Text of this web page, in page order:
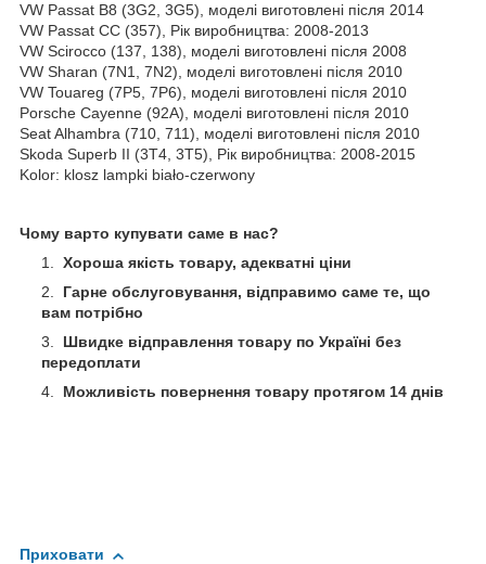
VW Passat B8 (3G2, 3G5), моделі виготовлені після 2014
VW Passat CC (357), Рік виробництва: 2008-2013
VW Scirocco (137, 138), моделі виготовлені після 2008
VW Sharan (7N1, 7N2), моделі виготовлені після 2010
VW Touareg (7P5, 7P6), моделі виготовлені після 2010
Porsche Cayenne (92A), моделі виготовлені після 2010
Seat Alhambra (710, 711), моделі виготовлені після 2010
Skoda Superb II (3T4, 3T5), Рік виробництва: 2008-2015
Kolor: klosz lampki biało-czerwony
Чому варто купувати саме в нас?
Хороша якість товару, адекватні ціни
Гарне обслуговування, відправимо саме те, що
вам потрібно
Швидке відправлення товару по Україні без
передоплати
Можливість повернення товару протягом 14 днів
Приховати